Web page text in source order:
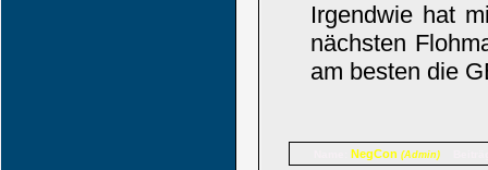
Irgendwie hat
nächsten
am besten die
NegCon (Admin)